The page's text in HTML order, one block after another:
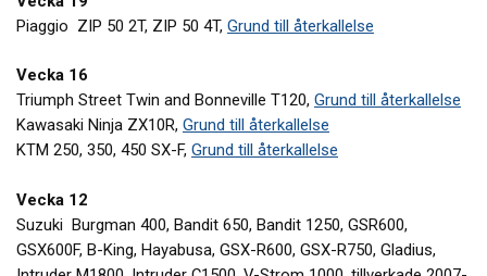
Piaggio ZIP 50 2T, ZIP 50 4T, Grund till återkallelse
Vecka 16
Triumph Street Twin and Bonneville T120, Grund till återkallelse
Kawasaki Ninja ZX10R, Grund till återkallelse
KTM 250, 350, 450 SX-F, Grund till återkallelse
Vecka 12
Suzuki Burgman 400, Bandit 650, Bandit 1250, GSR600,
GSX600F, B-King, Hayabusa, GSX-R600, GSX-R750, Gladius,